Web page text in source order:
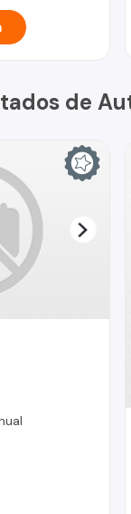
de